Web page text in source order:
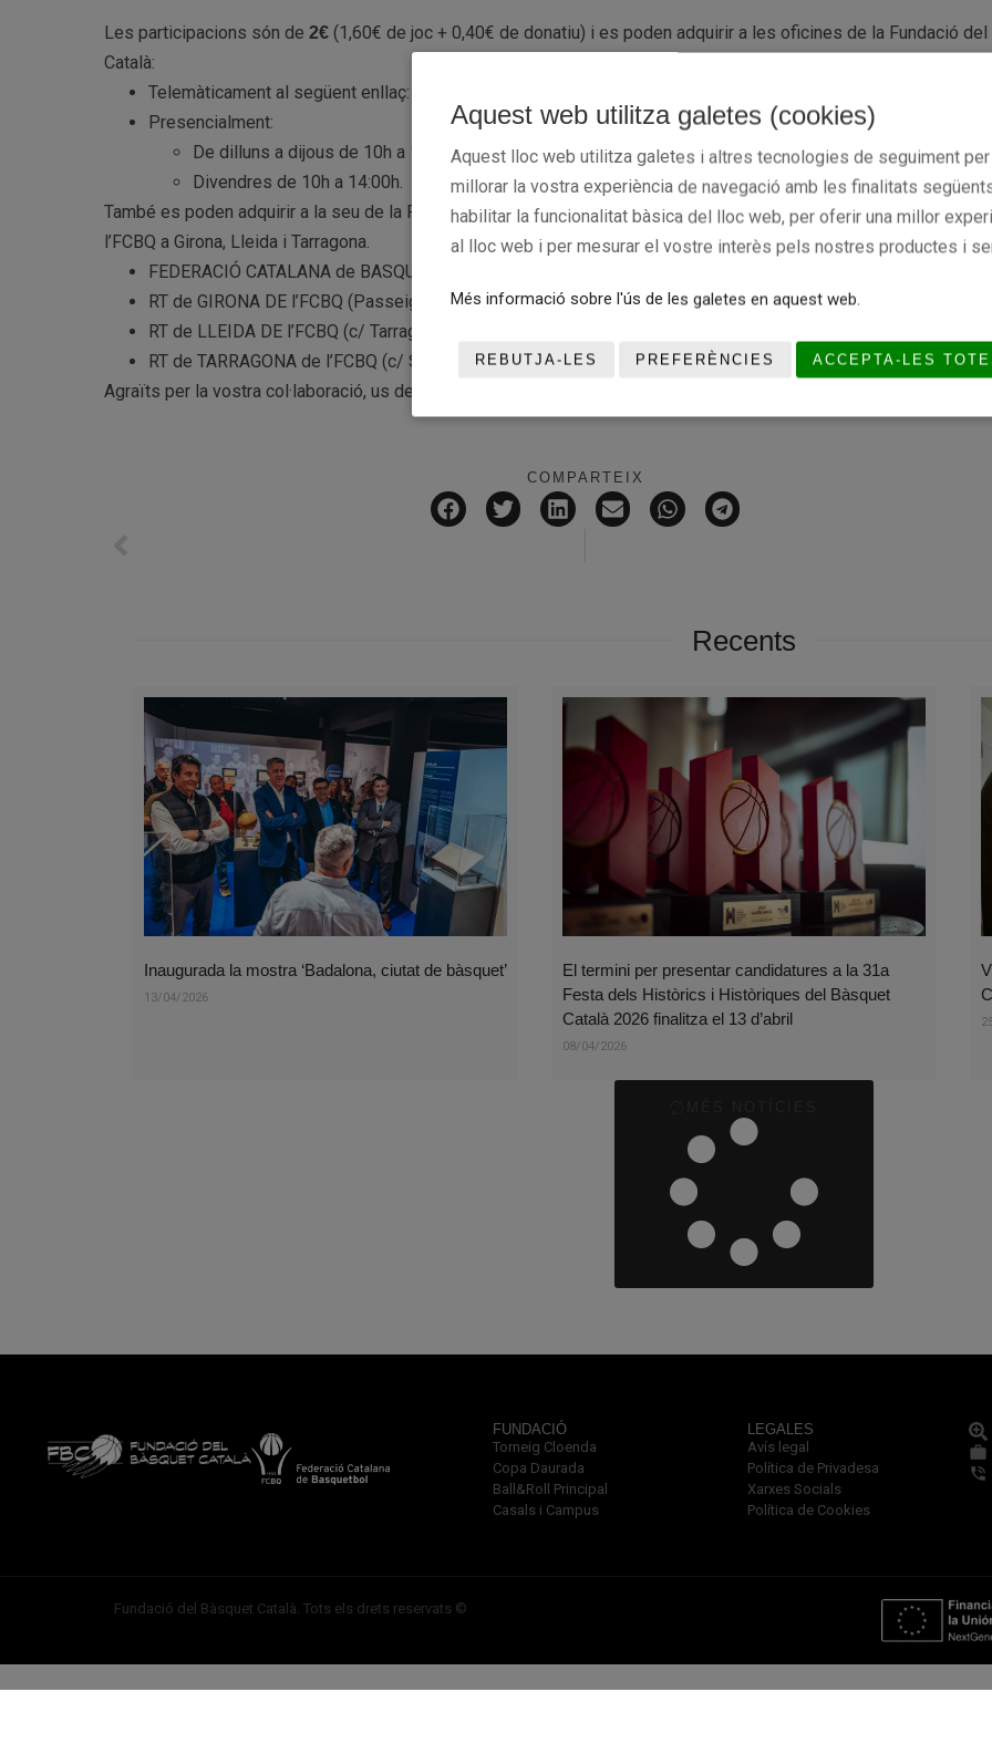
Les participacions són de2€ (1,60€ de joc + 0,40€ de donatiu) i es poden adquirir a les oficines de la Fundació
Català:
Telemàticament al següent enllaç:
Presencialment:
De dilluns a dijous de 10h a 14h i de 16h a 19h.
Divendres de 10h a 14:00h.
També es poden adquirir a la seu de la Federació Catalana de Basquetbol a Barcelona i a les Representacions
l’FCBQ a Girona, Lleida i Tarragona.
FEDERACIÓ CATALANA de BASQUETBOL (Rambla Guipúscoa, 27, planta baixa – Barcelona)
RT de GIRONA DE l’FCBQ (Passeig d’Olot, 82 – Girona)
RT de LLEIDA DE l’FCBQ (c/ Tarragona, 27, entresol – Lleida)
RT de TARRAGONA de l’FCBQ (c/ Soler, 22 – Tarragona)
Agraïts per la vostra col·laboració, us desitgem que la sort us acompanyi!
COMPARTEIX
Recents
Inaugurada la mostra ‘Badalona, ciutat de bàsquet’
13/04/2026
El termini per presentar candidatures a la 31a
Festa dels Històrics i Històriques del Bàsquet
Català 2026 finalitza el 13 d’abril
08/04/2026
FUNDACIÓ
Torneig Cloenda
Copa Daurada
Ball&Roll Principal
Casals i Campus
LEGALES
Avís legal
Política de Privadesa
Xarxes Socials
Política de Cookies
Fundació del Bàsquet Català. Tots els drets reservats ©
Aquest web utilitza galetes (cookies)
Aquest lloc web utilitza galetes i altres tecnologies de seguiment per
millorar la vostra experiència de navegació amb les finalitats
habilitar la funcionalitat bàsica del lloc web, per oferir una millor
al lloc web i per mesurar el vostre interès pels nostres productes i
Més informació sobre l'ús de les galetes en aquest web.
REBUTJA-LES PREFERÈNCIES ACCEPTA-LES